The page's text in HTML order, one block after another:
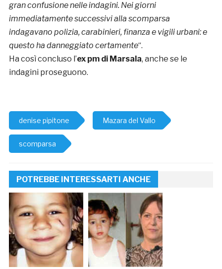
gran confusione nelle indagini. Nei giorni
immediatamente successivi alla scomparsa
indagavano polizia, carabinieri, finanza e vigili urbani: e
questo ha danneggiato certamente“.
Ha così concluso l’ex pm di Marsala, anche se le
indagini proseguono.
denise pipitone Mazara del Vallo
scomparsa
POTREBBE INTERESSARTI ANCHE